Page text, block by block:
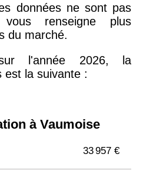
données ne sont pas
renseigne plus
du marché.
l'année 2026, la
est la suivante :
à Vaumoise
33 957 €